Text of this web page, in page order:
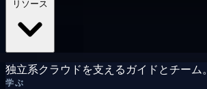
独立系クラウドを支えるガイドとチーム。
学ぶ